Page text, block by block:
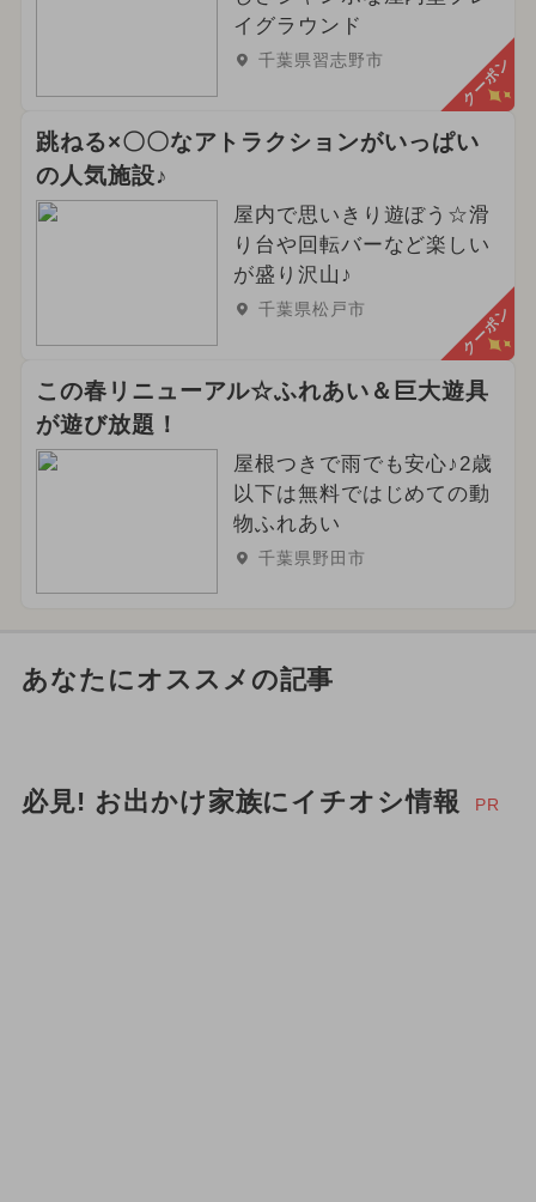
イグラウンド
千葉県習志野市 クーポン
跳ねる×〇〇なアトラクションがいっぱい
の人気施設♪
屋内で思いきり遊ぼう☆滑
り台や回転バーなど楽しい
が盛り沢山♪
千葉県松戸市 クーポン
この春リニューアル☆ふれあい＆巨大遊具
が遊び放題！
屋根つきで雨でも安心♪2歳
以下は無料ではじめての動
物ふれあい
千葉県野田市
あなたにオススメの記事
必見! お出かけ家族にイチオシ情報 PR